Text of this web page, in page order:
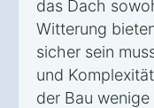
das Dach
Witterung
sicher sein
und
der Bau